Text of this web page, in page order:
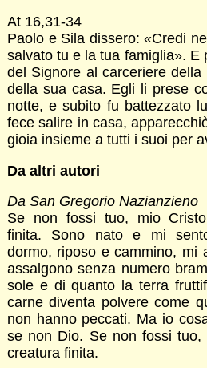
At 16,31-34
Paolo e Sila dissero: «Credi
salvato tu e la tua famiglia». E
del Signore al carceriere
della sua casa. Egli li prese
notte, e subito fu battezzato
fece salire in casa,
gioia insieme a tutti i suoi per
Da altri autori
Da San Gregorio Nazianzieno
Se non fossi tuo, mio
finita. Sono nato e mi
dormo, riposo e cammino, mi
assalgono senza numero
sole e di quanto la terra
carne diventa polvere come
non hanno peccati. Ma io
se non Dio. Se non fossi tuo,
creatura finita.